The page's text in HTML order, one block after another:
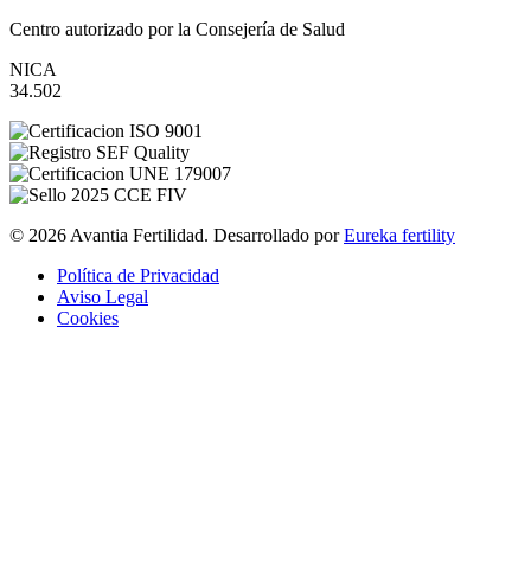
Centro autorizado por la Consejería de Salud
NICA
34.502
© 2026 Avantia Fertilidad. Desarrollado porEureka fertility
Política de Privacidad
Aviso Legal
Cookies